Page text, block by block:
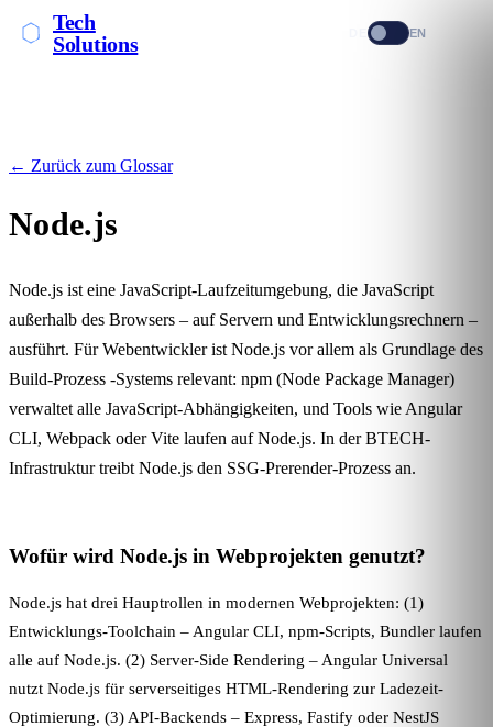
Tech
Solutions
EN
← Zurück zum Glossar
Node.js
Node.js ist eine JavaScript-Laufzeitumgebung, die JavaScript
außerhalb des Browsers – auf Servern und Entwicklungsrechnern –
ausführt. Für Webentwickler ist Node.js vor allem als Grundlage des
Build-Prozess -Systems relevant: npm (Node Package Manager)
verwaltet alle JavaScript-Abhängigkeiten, und Tools wie Angular
CLI, Webpack oder Vite laufen auf Node.js. In der BTECH-
Infrastruktur treibt Node.js den SSG-Prerender-Prozess an.
Wofür wird Node.js in Webprojekten genutzt?
Node.js hat drei Hauptrollen in modernen Webprojekten: (1)
Entwicklungs-Toolchain – Angular CLI, npm-Scripts, Bundler laufen
alle auf Node.js. (2) Server-Side Rendering – Angular Universal
nutzt Node.js für serverseitiges HTML-Rendering zur Ladezeit-
Optimierung. (3) API-Backends – Express, Fastify oder NestJS